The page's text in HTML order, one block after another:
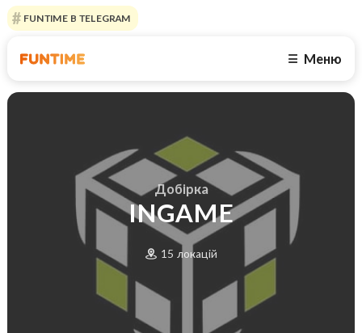
FUNTIME В TELEGRAM
☰ Меню
Добірка
INGAME
15 локацій